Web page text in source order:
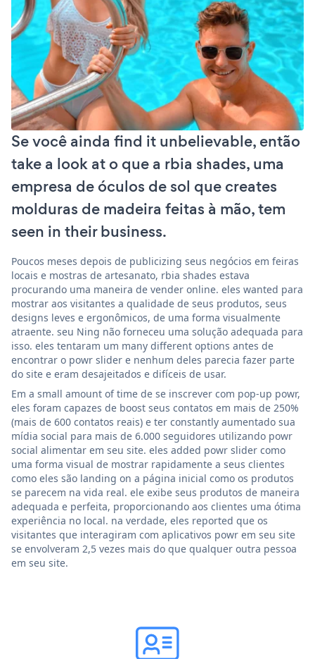
Se você ainda find it unbelievable, então
take a look at o que a rbia shades, uma
empresa de óculos de sol que creates
molduras de madeira feitas à mão, tem
seen in their business.
Poucos meses depois de publicizing seus negócios em feiras
locais e mostras de artesanato, rbia shades estava
procurando uma maneira de vender online. eles wanted para
mostrar aos visitantes a qualidade de seus produtos, seus
designs leves e ergonômicos, de uma forma visualmente
atraente. seu Ning não forneceu uma solução adequada para
isso. eles tentaram um many different options antes de
encontrar o powr slider e nenhum deles parecia fazer parte
do site e eram desajeitados e difíceis de usar.
Em a small amount of time de se inscrever com pop-up powr,
eles foram capazes de boost seus contatos em mais de 250%
(mais de 600 contatos reais) e ter constantly aumentado sua
mídia social para mais de 6.000 seguidores utilizando powr
social alimentar em seu site. eles added powr slider como
uma forma visual de mostrar rapidamente a seus clientes
como eles são landing on a página inicial como os produtos
se parecem na vida real. ele exibe seus produtos de maneira
adequada e perfeita, proporcionando aos clientes uma ótima
experiência no local. na verdade, eles reported que os
visitantes que interagiram com aplicativos powr em seu site
se envolveram 2,5 vezes mais do que qualquer outra pessoa
em seu site.